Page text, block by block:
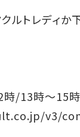
ルトレディか
/13時～15時
v3/